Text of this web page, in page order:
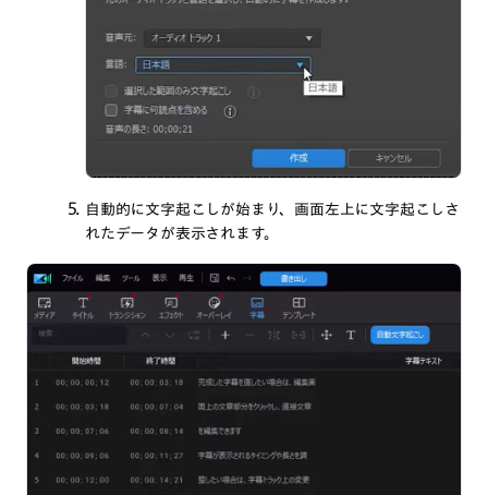
自動的に文字起こしが始まり、画面左上に文字起こしさ
れたデータが表示されます。